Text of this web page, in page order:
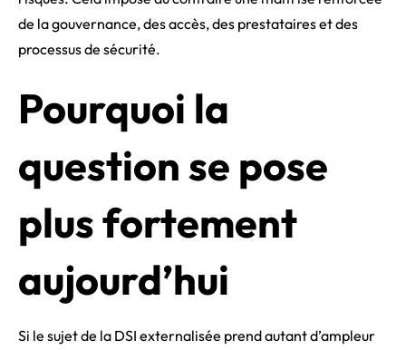
de la gouvernance, des accès, des prestataires et des
processus de sécurité.
Pourquoi la
question se pose
plus fortement
aujourd’hui
Si le sujet de la DSI externalisée prend autant d’ampleur